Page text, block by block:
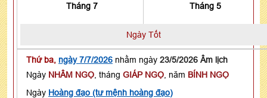
Tháng 7 Tháng 5
Ngày Tốt
Thứ ba, ngày 7/7/2026 nhằm ngày 23/5/2026 Âm lịch
Ngày NHÂM NGỌ , tháng GIÁP NGỌ , năm BÍNH NGỌ
Ngày Hoàng đạo (tư mệnh hoàng đạo)